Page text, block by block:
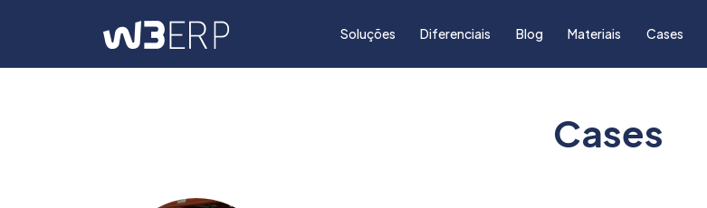
Soluções Diferenciais Blog Materiais Cases
Cases